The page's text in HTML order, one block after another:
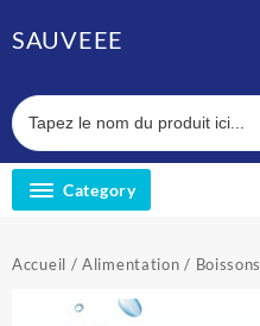
toSAUVEEE
Category
Accueil /Alimentation / Boissons